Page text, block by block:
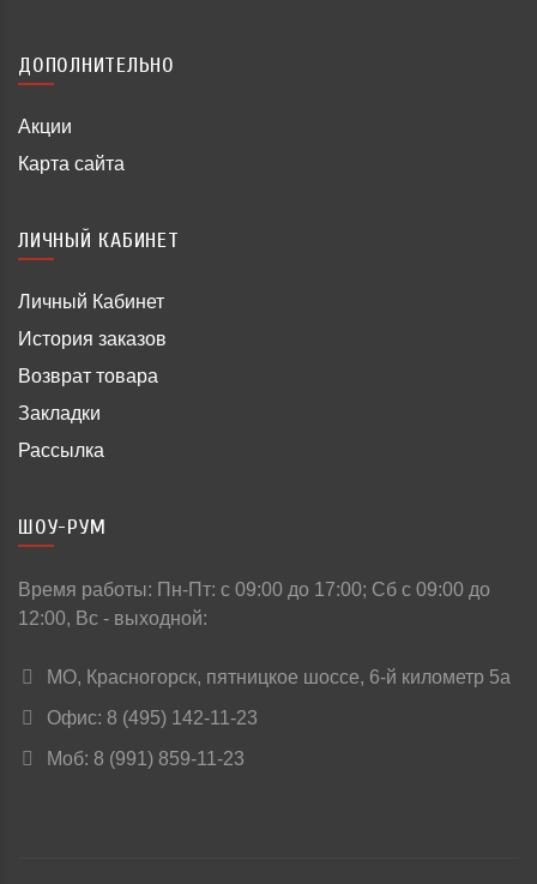
ДОПОЛНИТЕЛЬНО
Акции
Карта сайта
ЛИЧНЫЙ КАБИНЕТ
Личный Кабинет
История заказов
Возврат товара
Закладки
Рассылка
ШОУ-РУМ
Время работы: Пн-Пт: c 09:00 до 17:00; Сб с 09:00 до
12:00, Вс - выходной:
МО, Красногорск, пятницкое шоссе, 6-й километр 5а
Офис: 8 (495) 142-11-23
Моб: 8 (991) 859-11-23